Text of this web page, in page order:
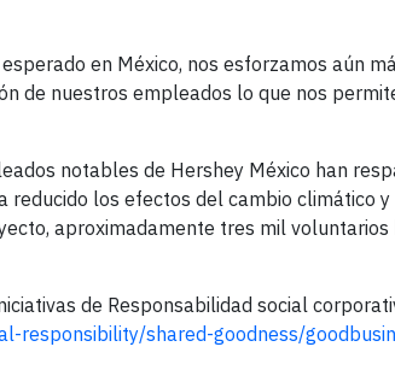
en México, nos esforzamos aún
de nuestros empleados lo que nos
notables de Hershey México han
los efectos del cambio climático
aproximadamente tres mil
de Responsabilidad social
responsibility/shared-goodness/